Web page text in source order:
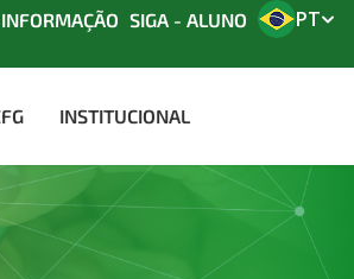
SIGA - ALUNO PT
INSTITUCIONAL